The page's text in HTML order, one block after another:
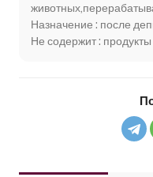
Назначение : после
Не содержит :